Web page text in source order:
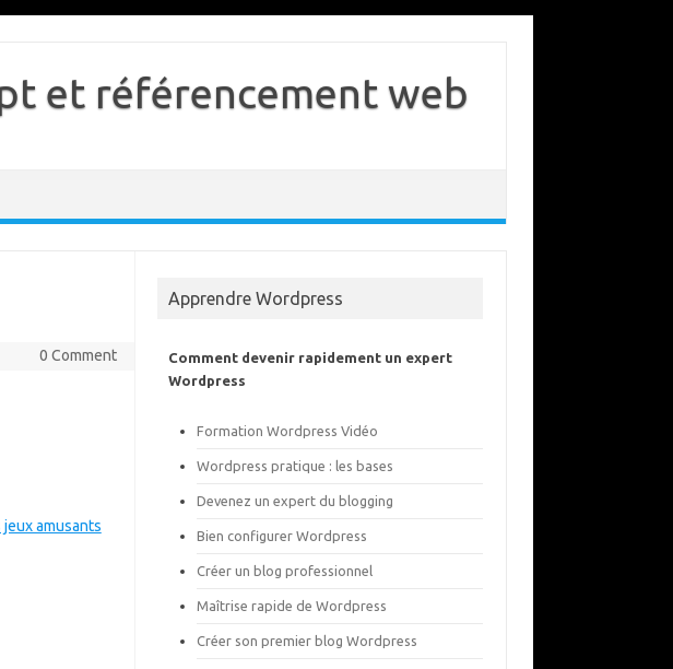
et référencement web
0 Comment
amusants
Apprendre Wordpress
Comment devenir rapidement un expert
Wordpress
Formation Wordpress Vidéo
Wordpress pratique : les bases
Devenez un expert du blogging
Bien configurer Wordpress
Créer un blog professionnel
Maîtrise rapide de Wordpress
Créer son premier blog Wordpress